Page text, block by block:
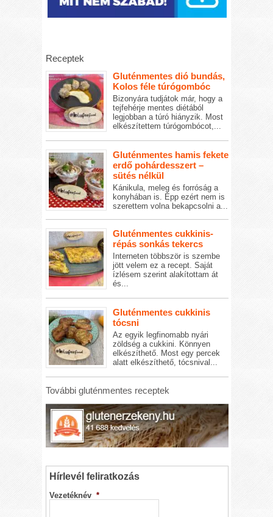
Receptek
Gluténmentes dió bundás,
Kolos féle túrógombóc
Bizonyára tudjátok már, hogy a
tejfehérje mentes diétából
legjobban a túró hiányzik. Most
elkészítettem túrógombócot,...
Gluténmentes hamis fekete
erdő pohárdesszert –
sütés nélkül
Kánikula, meleg és forróság a
konyhában is. Épp ezért nem is
szerettem volna bekapcsolni a...
Gluténmentes cukkinis-
répás sonkás tekercs
Interneten többször is szembe
jött velem ez a recept. Saját
ízlésem szerint alakítottam át
és...
Gluténmentes cukkinis
tócsni
Az egyik legfinomabb nyári
zöldség a cukkini. Könnyen
elkészíthető. Most egy percek
alatt elkészíthető, tócsnival...
További gluténmentes receptek
Hírlevél feliratkozás
Vezetéknév *